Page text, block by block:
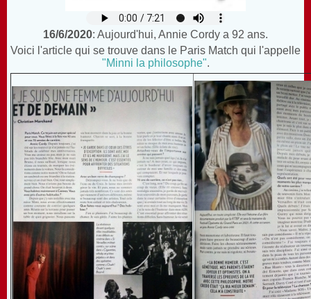
16/6/2020: Aujourd'hui, Annie Cordy a 92 ans.
Voici l'article qui se trouve dans le Paris Match qui l'appelle
"Minni la philosophe".